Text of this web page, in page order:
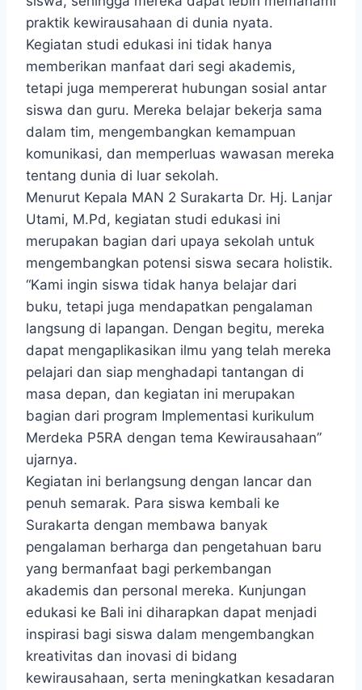
praktik kewirausahaan di dunia nyata.
Kegiatan studi edukasi ini tidak hanya
memberikan manfaat dari segi akademis,
tetapi juga mempererat hubungan sosial antar
siswa dan guru. Mereka belajar bekerja sama
dalam tim, mengembangkan kemampuan
komunikasi, dan memperluas wawasan mereka
tentang dunia di luar sekolah.
Menurut Kepala MAN 2 Surakarta Dr. Hj. Lanjar
Utami, M.Pd, kegiatan studi edukasi ini
merupakan bagian dari upaya sekolah untuk
mengembangkan potensi siswa secara holistik.
“Kami ingin siswa tidak hanya belajar dari
buku, tetapi juga mendapatkan pengalaman
langsung di lapangan. Dengan begitu, mereka
dapat mengaplikasikan ilmu yang telah mereka
pelajari dan siap menghadapi tantangan di
masa depan, dan kegiatan ini merupakan
bagian dari program Implementasi kurikulum
Merdeka P5RA dengan tema Kewirausahaan”
ujarnya.
Kegiatan ini berlangsung dengan lancar dan
penuh semarak. Para siswa kembali ke
Surakarta dengan membawa banyak
pengalaman berharga dan pengetahuan baru
yang bermanfaat bagi perkembangan
akademis dan personal mereka. Kunjungan
edukasi ke Bali ini diharapkan dapat menjadi
inspirasi bagi siswa dalam mengembangkan
kreativitas dan inovasi di bidang
kewirausahaan, serta meningkatkan kesadaran